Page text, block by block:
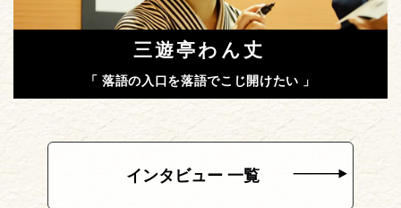
三遊亭わん丈
「 落語の入口を落語でこじ開けたい 」
インタビュー 一覧